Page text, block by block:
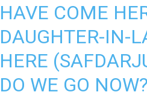
HAVE COME
DAUGHTER-IN-
HERE
DO WE GO